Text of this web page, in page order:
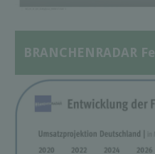
BRANCHENRADAR